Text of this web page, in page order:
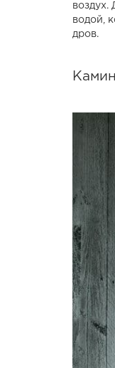
воздух.
водой,
дров.